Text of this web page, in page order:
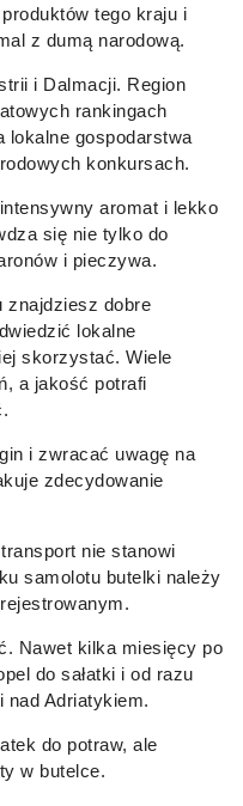
tego kraju i
z dumą narodową.
i Dalmacji. Region
rankingach
lokalne gospodarstwa
konkursach.
aromat i lekko
się nie tylko do
i pieczywa.
znajdziesz dobre
lokalne
skorzystać. Wiele
a jakość potrafi
i zwracać uwagę na
zdecydowanie
nie stanowi
samolotu butelki należy
Nawet kilka miesięcy po
do sałatki i od razu
nad Adriatykiem.
do potraw, ale
w butelce.